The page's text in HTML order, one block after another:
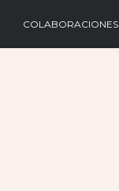
COLABORACIONES